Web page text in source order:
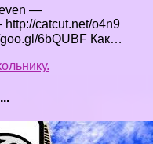
—
catcut.net/o4n9
6bQUBF Как…